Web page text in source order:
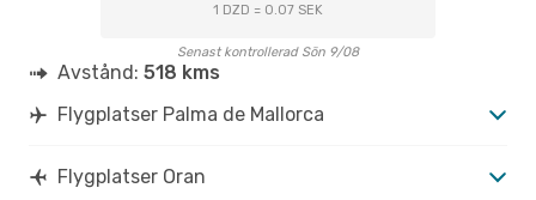
1 DZD = 0.07 SEK
Senast kontrollerad Sön 9/08
Avstånd: 518 kms
Flygplatser Palma de Mallorca
Flygplatser Oran